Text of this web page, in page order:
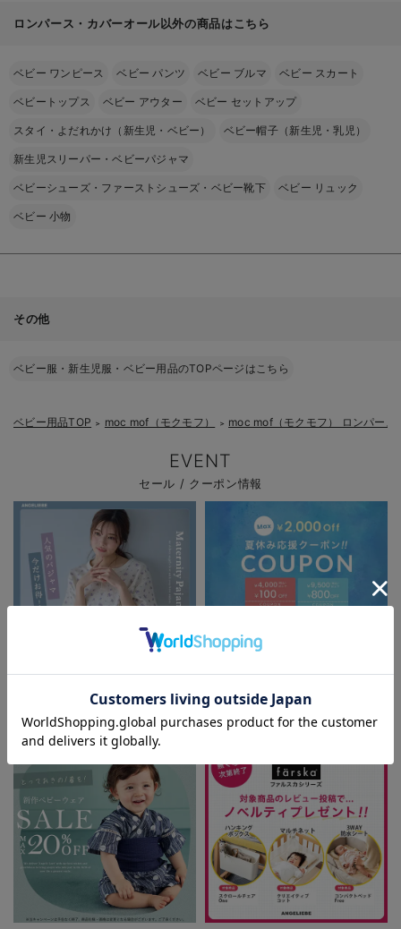
ロンパース・カバーオール以外の商品はこちら
ベビー ワンピース ベビー パンツ ベビー ブルマ ベビー スカート
ベビートップス ベビー アウター ベビー セットアップ
スタイ・よだれかけ（新生児・ベビー） ベビー帽子（新生児・乳児）
新生児スリーパー・ベビーパジャマ
ベビーシューズ・ファーストシューズ・ベビー靴下 ベビー リュック
ベビー 小物
その他
ベビー服・新生児服・ベビー用品のTOPページはこちら
ベビー用品TOP ＞ moc mof（モクモフ） ＞ moc mof（モクモフ） ロンパース
EVENT
セール / クーポン情報
パジャマサマーセール全品5%OFF
夏休み応援クーポン MAX2,000円
お気に入り商品を確認する